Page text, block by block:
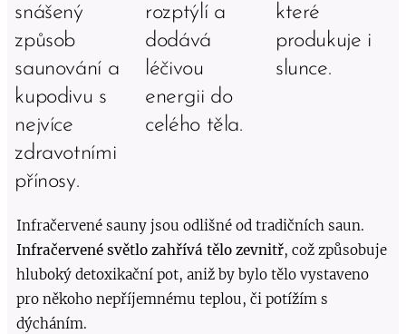
snášený
způsob
saunování a
kupodivu s
nejvíce
zdravotními
přínosy.
rozptýlí a
dodává
léčivou
energii do
celého těla.
které
produkuje i
slunce.
Infračervené sauny jsou odlišné od tradičních saun.
Infračervené světlo zahřívá tělo zevnitř, což způsobuje
hluboký detoxikační pot, aniž by bylo tělo vystaveno
pro někoho nepříjemnému teplou, či potížím s
dýcháním.